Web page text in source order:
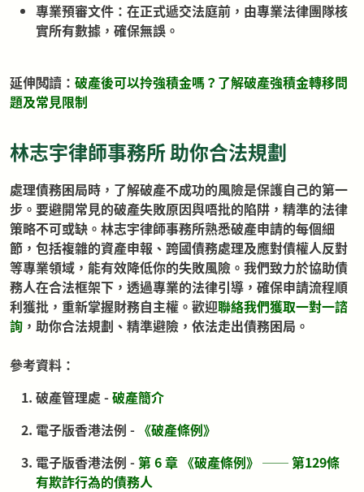
專業預審文件：在正式遞交法庭前，由專業法律團隊核
實所有數據，確保無誤。
延伸閲讀： 破產後可以拎強積金嗎？了解破產強積金轉移問
題及常見限制
林志宇律師事務所 助你合法規劃
處理債務困局時，了解破產不成功的風險是保護自己的第一
步。要避開常見的破產失敗原因與唔批的陷阱，精準的法律
策略不可或缺。林志宇律師事務所熟悉破產申請的每個細
節，包括複雜的資產申報、跨國債務處理及應對債權人反對
等專業領域，能有效降低你的失敗風險。我們致力於協助債
務人在合法框架下，透過專業的法律引導，確保申請流程順
利獲批，重新掌握財務自主權。歡迎聯絡我們獲取一對一諮
詢 ，助你合法規劃、精準避險，依法走出債務困局。
參考資料：
破產管理處 -破產簡介
電子版香港法例 - 《破產條例》
電子版香港法例 -第 6 章 《破產條例》 ── 第129條
有欺詐行為的債務人